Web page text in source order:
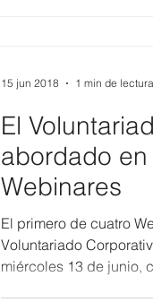
El
abordado
Webinares
El primero de cuatro
Voluntariado
miércoles 13 de junio,
15 jun 2018 1 min de lectura